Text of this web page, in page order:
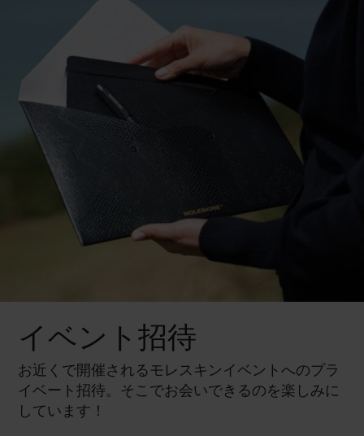
イベント招待
お近くで開催されるモレスキンイベントへのプラ
イベート招待。そこでお会いできるのを楽しみに
しています！